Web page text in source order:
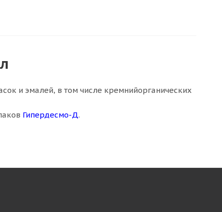
и эмалей, в том числе кремнийорганических
Гипердесмо-Д.